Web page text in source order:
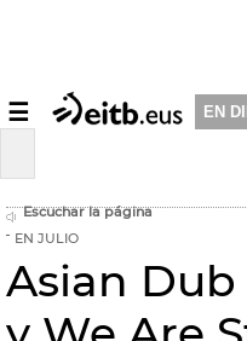
☰ EN
Escuchar la página
EN JULIO
Asian